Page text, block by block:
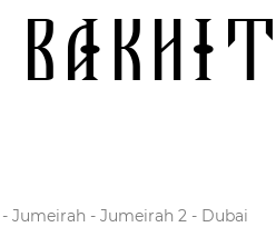
Jumeirah - Jumeirah 2 - Dubai